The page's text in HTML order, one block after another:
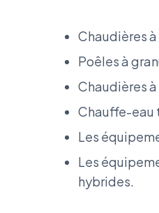
Chaudières à
Poêles à
Chaudières
Chauffe-eau
Les
Les
hybrides.